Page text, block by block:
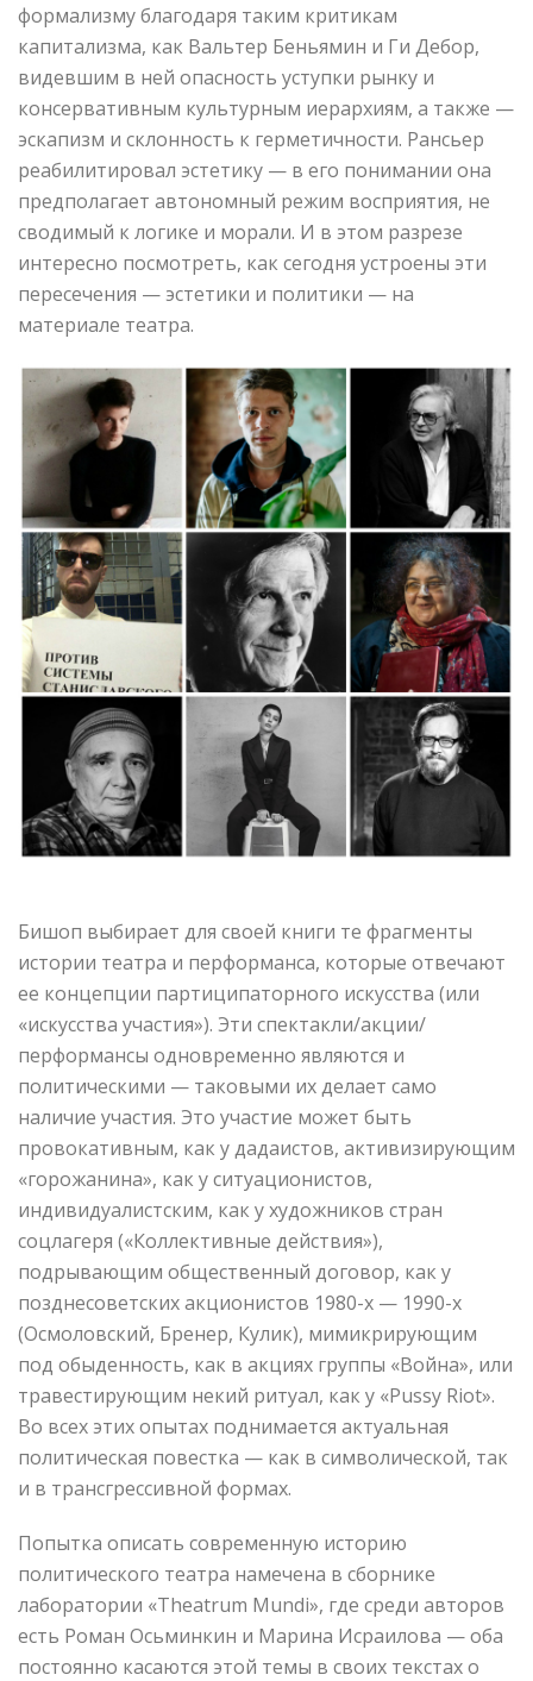
формализму благодаря таким критикам
капитализма, как Вальтер Беньямин и Ги Дебор,
видевшим в ней опасность уступки рынку и
консервативным культурным иерархиям, а также —
эскапизм и склонность к герметичности. Рансьер
реабилитировал эстетику — в его понимании она
предполагает автономный режим восприятия, не
сводимый к логике и морали. И в этом разрезе
интересно посмотреть, как сегодня устроены эти
пересечения — эстетики и политики — на
материале театра.
Бишоп выбирает для своей книги те фрагменты
истории театра и перформанса, которые отвечают
ее концепции партиципаторного искусства (или
«искусства участия»). Эти спектакли/акции/
перформансы одновременно являются и
политическими — таковыми их делает само
наличие участия. Это участие может быть
провокативным, как у дадаистов, активизирующим
«горожанина», как у ситуационистов,
индивидуалистским, как у художников стран
соцлагеря («Коллективные действия»),
подрывающим общественный договор, как у
позднесоветских акционистов 1980-х — 1990-х
(Осмоловский, Бренер, Кулик), мимикрирующим
под обыденность, как в акциях группы «Война», или
травестирующим некий ритуал, как у «Pussy Riot».
Во всех этих опытах поднимается актуальная
политическая повестка — как в символической, так
и в трансгрессивной формах.
Попытка описать современную историю
политического театра намечена в сборнике
лаборатории «Theatrum Mundi», где среди авторов
есть Роман Осьминкин и Марина Исраилова — оба
постоянно касаются этой темы в своих текстах о